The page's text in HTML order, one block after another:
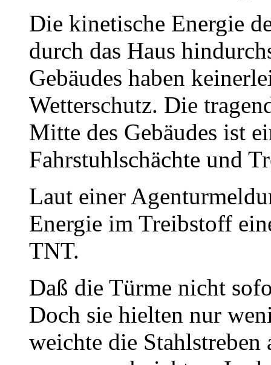
Die kinetische Energie
durch das Haus
Gebäudes haben
Wetterschutz. Die
Mitte des Gebäudes ist
Fahrstuhlschächte und
Laut einer
Energie im Treibstoff
TNT.
Daß die Türme nicht
Doch sie hielten nur
weichte die Stahlstreben